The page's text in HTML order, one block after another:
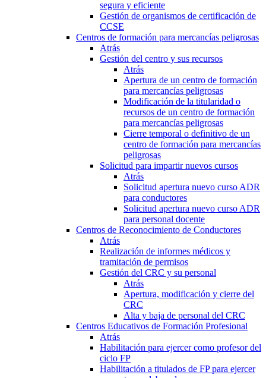
segura y eficiente
Gestión de organismos de certificación de
CCSE
Centros de formación para mercancías peligrosas
Atrás
Gestión del centro y sus recursos
Atrás
Apertura de un centro de formación
para mercancías peligrosas
Modificación de la titularidad o
recursos de un centro de formación
para mercancías peligrosas
Cierre temporal o definitivo de un
centro de formación para mercancías
peligrosas
Solicitud para impartir nuevos cursos
Atrás
Solicitud apertura nuevo curso ADR
para conductores
Solicitud apertura nuevo curso ADR
para personal docente
Centros de Reconocimiento de Conductores
Atrás
Realización de informes médicos y
tramitación de permisos
Gestión del CRC y su personal
Atrás
Apertura, modificación y cierre del
CRC
Alta y baja de personal del CRC
Centros Educativos de Formación Profesional
Atrás
Habilitación para ejercer como profesor del
ciclo FP
Habilitación a titulados de FP para ejercer